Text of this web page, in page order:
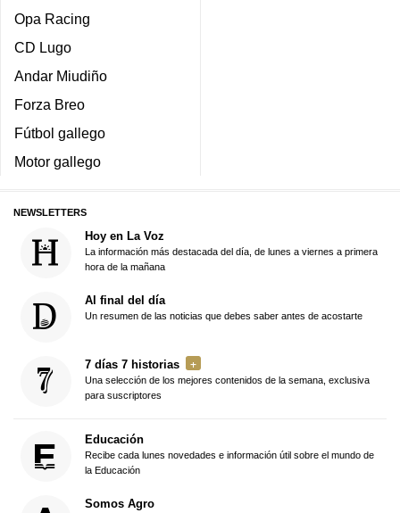
Opa Racing
CD Lugo
Andar Miudiño
Forza Breo
Fútbol gallego
Motor gallego
NEWSLETTERS
Hoy en La Voz
La información más destacada del día, de lunes a viernes a primera
hora de la mañana
Al final del día
Un resumen de las noticias que debes saber antes de acostarte
7 días 7 historias
Una selección de los mejores contenidos de la semana, exclusiva
para suscriptores
Educación
Recibe cada lunes novedades e información útil sobre el mundo de
la Educación
Somos Agro